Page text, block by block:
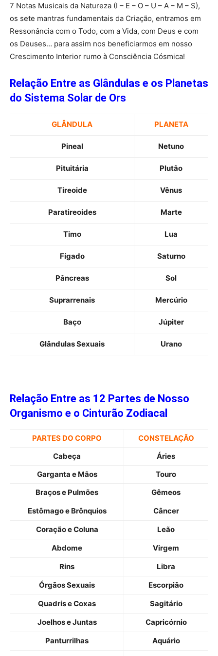
7 Notas Musicais da Natureza (I – E – O – U – A – M – S),
os sete mantras fundamentais da Criação, entramos em
Ressonância com o Todo, com a Vida, com Deus e com
os Deuses… para assim nos beneficiarmos em nosso
Crescimento Interior rumo à Consciência Cósmica!
Relação Entre as Glândulas e os Planetas
do Sistema Solar de Ors
GLÂNDULA PLANETA
Pineal Netuno
Pituitária Plutão
Tireoide Vênus
Paratireoides Marte
Timo Lua
Fígado Saturno
Pâncreas Sol
Suprarrenais Mercúrio
Baço Júpiter
Glândulas Sexuais Urano
Relação Entre as 12 Partes de Nosso
Organismo e o Cinturão Zodiacal
PARTES DO CORPO
CONSTELAÇÃO
Cabeça
Áries
Garganta e Mãos
Touro
Braços e Pulmões
Gêmeos
Estômago e Brônquios
Câncer
Coração e Coluna
Leão
Abdome
Virgem
Rins
Libra
Órgãos Sexuais
Escorpião
Quadris e Coxas
Sagitário
Joelhos e Juntas
Capricórnio
Panturrilhas
Aquário